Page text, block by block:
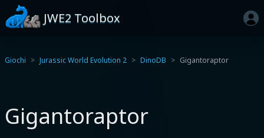
JWE2 Toolbox
Giochi Jurassic World Evolution 2 DinoDB Gigantoraptor
Gigantoraptor